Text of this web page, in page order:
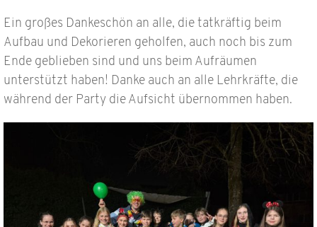
Ein großes Dankeschön an alle, die tatkräftig beim
Aufbau und Dekorieren geholfen, auch noch bis zum
Ende geblieben sind und uns beim Aufräumen
unterstützt haben! Danke auch an alle Lehrkräfte, die
während der Party die Aufsicht übernommen haben.